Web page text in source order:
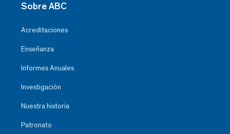
Sobre ABC
Acreditaciones
Enseñanza
Informes Anuales
Investigación
Nuestra historia
Patronato